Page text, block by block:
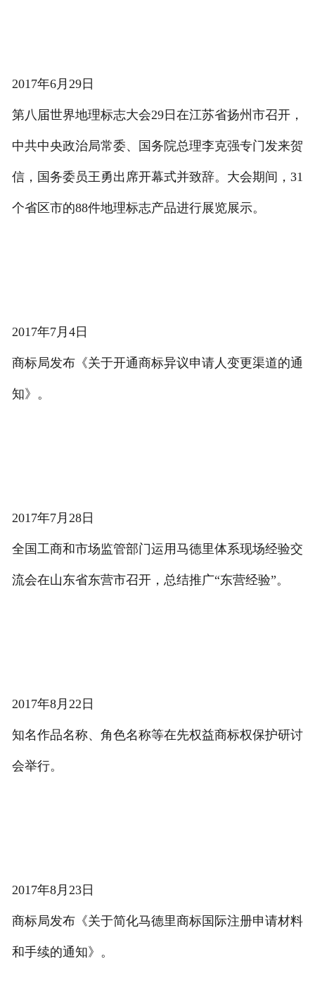
2017年6月29日
第八届世界地理标志大会29日在江苏省扬州市召开，
中共中央政治局常委、国务院总理李克强专门发来贺
信，国务委员王勇出席开幕式并致辞。大会期间，31
个省区市的88件地理标志产品进行展览展示。
2017年7月4日
商标局发布《关于开通商标异议申请人变更渠道的通
知》。
2017年7月28日
全国工商和市场监管部门运用马德里体系现场经验交
流会在山东省东营市召开，总结推广“东营经验”。
2017年8月22日
知名作品名称、角色名称等在先权益商标权保护研讨
会举行。
2017年8月23日
商标局发布《关于简化马德里商标国际注册申请材料
和手续的通知》。